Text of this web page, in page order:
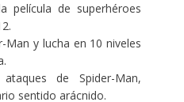
película de superhéroes
Man y lucha en 10 niveles
de Spider-Man,
sentido arácnido.